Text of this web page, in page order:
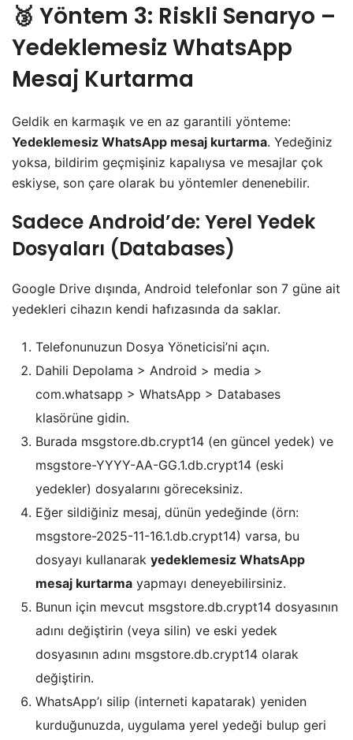
​🥉 Yöntem 3: Riskli Senaryo –
Yedeklemesiz WhatsApp
Mesaj Kurtarma
​Geldik en karmaşık ve en az garantili yönteme:
Yedeklemesiz WhatsApp mesaj kurtarma. Yedeğiniz
yoksa, bildirim geçmişiniz kapalıysa ve mesajlar çok
eskiyse, son çare olarak bu yöntemler denenebilir.
​Sadece Android’de: Yerel Yedek
Dosyaları (Databases)
​Google Drive dışında, Android telefonlar son 7 güne ait
yedekleri cihazın kendi hafızasında da saklar.
​Telefonunuzun Dosya Yöneticisi’ni açın.
​Dahili Depolama > Android > media >
com.whatsapp > WhatsApp > Databases
klasörüne gidin.
​Burada msgstore.db.crypt14 (en güncel yedek) ve
msgstore-YYYY-AA-GG.1.db.crypt14 (eski
yedekler) dosyalarını göreceksiniz.
​Eğer sildiğiniz mesaj, dünün yedeğinde (örn:
msgstore-2025-11-16.1.db.crypt14) varsa, bu
dosyayı kullanarak yedeklemesiz WhatsApp
mesaj kurtarma yapmayı deneyebilirsiniz.
​Bunun için mevcut msgstore.db.crypt14 dosyasının
adını değiştirin (veya silin) ve eski yedek
dosyasının adını msgstore.db.crypt14 olarak
değiştirin.
​WhatsApp’ı silip (interneti kapatarak) yeniden
kurduğunuzda, uygulama yerel yedeği bulup geri